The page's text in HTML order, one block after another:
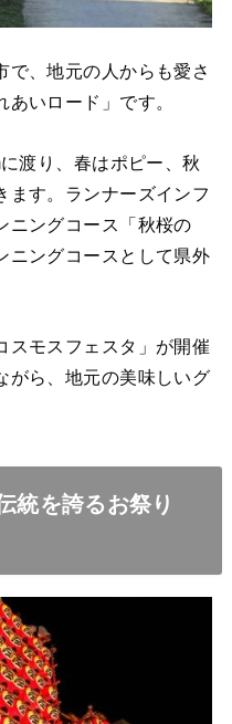
で、地元の人からも愛さ
いロード」です。
渡り、春はポピー、秋
ます。ランナーズインフ
ニングコース「秋桜の
ニングコースとして県外
スモスフェスタ」が開催
がら、地元の美味しいグ
統を誇るお祭り